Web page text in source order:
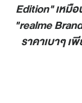
Edition"เหมื
"realme
ราคาเบาๆ เ